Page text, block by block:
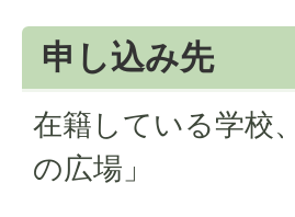
申し込み先
在籍している学校
の広場」